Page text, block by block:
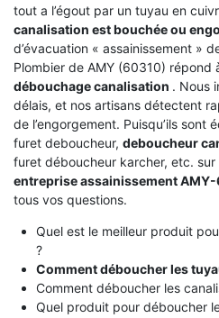
tout a l’égout par un tuyau en
canalisation est bouchée ou
d’évacuation « assainissement »
Plombier de AMY (60310) répond
débouchage canalisation . Nous
délais, et nos artisans détectent
de l’engorgement. Puisqu’ils sont
furet deboucheur, deboucheur
furet déboucheur karcher, etc.
entreprise assainissement
tous vos questions.
Quel est le meilleur produit
?
Comment déboucher les
Comment déboucher les
Quel produit pour déboucher